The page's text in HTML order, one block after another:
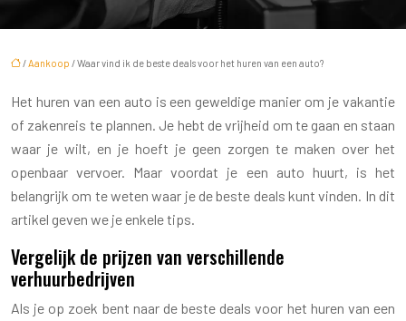
/Aankoop / Waar vind ik de beste deals voor het huren van een auto?
Het huren van een auto is een geweldige manier om je vakantie
of zakenreis te plannen. Je hebt de vrijheid om te gaan en staan
waar je wilt, en je hoeft je geen zorgen te maken over het
openbaar vervoer. Maar voordat je een auto huurt, is het
belangrijk om te weten waar je de beste deals kunt vinden. In dit
artikel geven we je enkele tips.
Vergelijk de prijzen van verschillende
verhuurbedrijven
Als je op zoek bent naar de beste deals voor het huren van een